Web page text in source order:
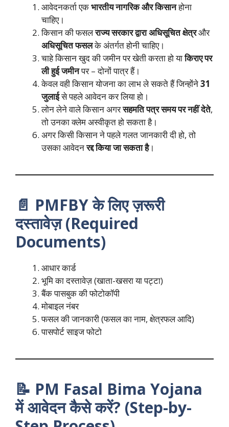
आवेदनकर्ता एकभारतीय नागरिक और किसानहोना
चाहिए।
किसान की फसलराज्य सरकार द्वारा अधिसूचित क्षेत्रऔर
अधिसूचित फसलके अंतर्गत होनी चाहिए।
चाहे किसान खुद की जमीन पर खेती करता हो याकिराए पर
ली हुई जमीनपर – दोनों पात्र हैं।
केवल वही किसान योजना का लाभ ले सकते हैं जिन्होंने31
जुलाईसे पहले आवेदन कर लिया हो।
लोन लेने वाले किसान अगरसहमति पत्र समय पर नहीं देते,
तो उनका क्लेम अस्वीकृत हो सकता है।
अगर किसी किसान ने पहले गलत जानकारी दी हो, तो
उसका आवेदनरद्द किया जा सकता है।
📄 PMFBY के लिए ज़रूरी
दस्तावेज़ (Required
Documents)
आधार कार्ड
भूमि का दस्तावेज़ (खाता-खसरा या पट्टा)
बैंक पासबुक की फोटोकॉपी
मोबाइल नंबर
फसल की जानकारी (फसल का नाम, क्षेत्रफल आदि)
पासपोर्ट साइज फोटो
📝 PM Fasal Bima Yojana
में आवेदन कैसे करें? (Step-by-